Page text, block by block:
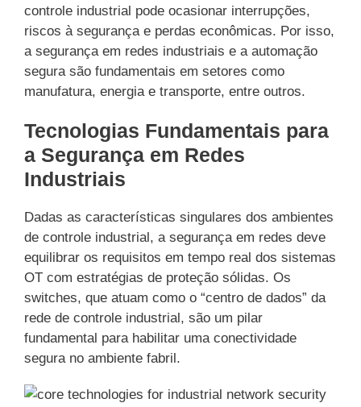
controle industrial pode ocasionar interrupções,
riscos à segurança e perdas econômicas. Por isso,
a segurança em redes industriais e a automação
segura são fundamentais em setores como
manufatura, energia e transporte, entre outros.
Tecnologias Fundamentais para
a Segurança em Redes
Industriais
Dadas as características singulares dos ambientes
de controle industrial, a segurança em redes deve
equilibrar os requisitos em tempo real dos sistemas
OT com estratégias de proteção sólidas. Os
switches, que atuam como o “centro de dados” da
rede de controle industrial, são um pilar
fundamental para habilitar uma conectividade
segura no ambiente fabril.